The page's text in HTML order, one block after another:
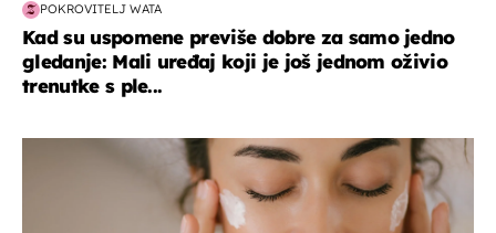
POKROVITELJ WATA
Kad su uspomene previše dobre za samo jedno
gledanje: Mali uređaj koji je još jednom oživio
trenutke s ple...
moda & ljepota